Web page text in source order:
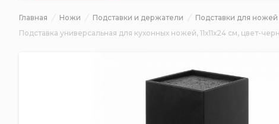
Главная Ножи Подставки и держатели
Подставки для ножей
Подставка универсальная для кухонных ножей, 11х11х24 см, цвет-